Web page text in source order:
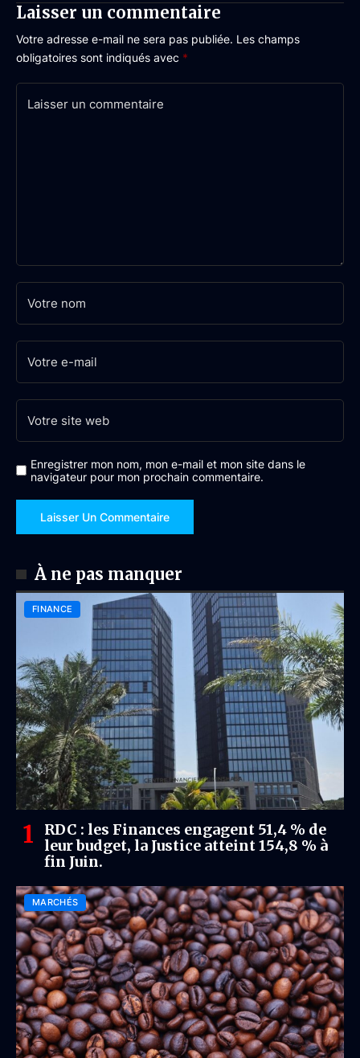
Laisser un commentaire
Votre adresse e-mail ne sera pas publiée. Les champs
obligatoires sont indiqués avec *
Enregistrer mon nom, mon e-mail et mon site dans le
navigateur pour mon prochain commentaire.
À ne pas manquer
FINANCE
RDC : les Finances engagent 51,4 % de
leur budget, la Justice atteint 154,8 % à
fin Juin.
MARCHÉS